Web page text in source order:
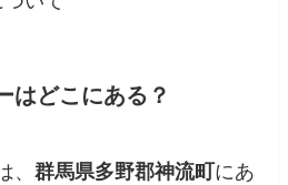
はどこにある？
、群馬県多野郡神流町 にあ